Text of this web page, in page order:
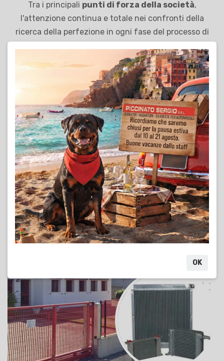
Tra i principali punti di forza della società,
l'attenzione continua e totale nei confronti della
ricerca della perfezione in ogni fase del processo di
fruizione delle più innovative tecnologie,Piccinato
adotta uno stile imprenditoriale dinamico
e moderno, in grado di rappresentare la sua solida base
per uno sviluppo sostenibile e per la piena
soddisfazione della clientela.
Scopri di più
OK